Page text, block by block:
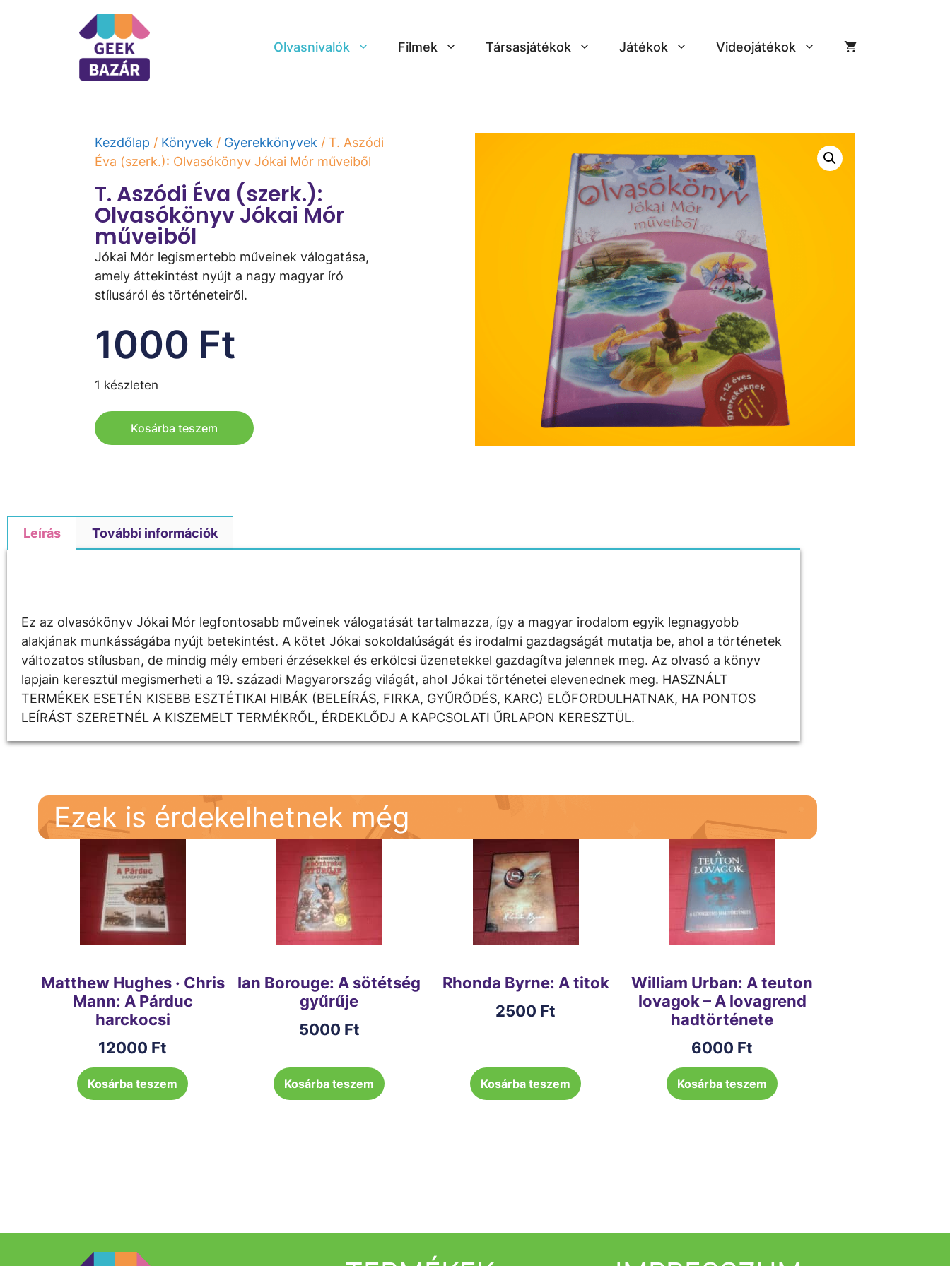
Olvasnivalók Filmek Társasjátékok Játékok Videojátékok
Kezdőlap / Könyvek / Gyerekkönyvek / T. Aszódi
Éva (szerk.): Olvasókönyv ​Jókai Mór műveiből
T. Aszódi Éva (szerk.):
Olvasókönyv ​Jókai Mór
műveiből
Jókai Mór legismertebb műveinek válogatása,
amely áttekintést nyújt a nagy magyar író
stílusáról és történeteiről.
1000 Ft
1 készleten
Kosárba teszem
Leírás További információk
Ez az olvasókönyv Jókai Mór legfontosabb műveinek válogatását tartalmazza, így a magyar irodalom egyik legnagyobb
alakjának munkásságába nyújt betekintést. A kötet Jókai sokoldalúságát és irodalmi gazdagságát mutatja be, ahol a történetek
változatos stílusban, de mindig mély emberi érzésekkel és erkölcsi üzenetekkel gazdagítva jelennek meg. Az olvasó a könyv
lapjain keresztül megismerheti a 19. századi Magyarország világát, ahol Jókai történetei elevenednek meg. HASZNÁLT
TERMÉKEK ESETÉN KISEBB ESZTÉTIKAI HIBÁK (BELEÍRÁS, FIRKA, GYŰRŐDÉS, KARC) ELŐFORDULHATNAK, HA PONTOS
LEÍRÁST SZERETNÉL A KISZEMELT TERMÉKRŐL, ÉRDEKLŐDJ A KAPCSOLATI ŰRLAPON KERESZTÜL.
Ezek is érdekelhetnek még
Matthew Hughes · Chris
Mann: A Párduc
harckocsi
12000 Ft
Kosárba teszem
Ian Borouge: A sötétség
gyűrűje
5000 Ft
Kosárba teszem
Rhonda Byrne: A titok
2500 Ft
Kosárba teszem
William Urban: A teuton
lovagok – A lovagrend
hadtörténete
6000 Ft
Kosárba teszem